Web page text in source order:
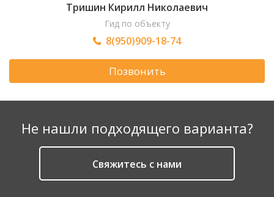
Тришин Кирилл Николаевич
Гид по объекту
8(950)909-18-74
Позвонить
Не нашли подходящего варианта?
Cвяжитесь с нами